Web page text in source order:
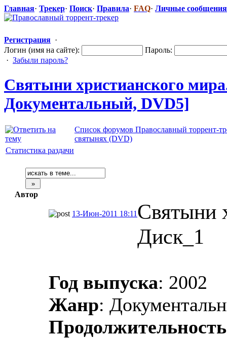
Главная· Трекер· Поиск· Правила· FAQ· Личные сообщения
Регистрация ·
Логин (имя на сайте):
Пароль:
· Забыли пароль?
Святыни христианског​о
Документальн​ый, DVD5]
Список форумов Православный торрент-
святынях (DVD)
Статистика раздачи
Автор
13-Июн-2011 18:11 Святыни
Диск_1
Год выпуска: 2002
Жанр: